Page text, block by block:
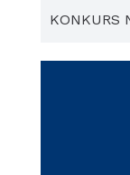
KONKURS